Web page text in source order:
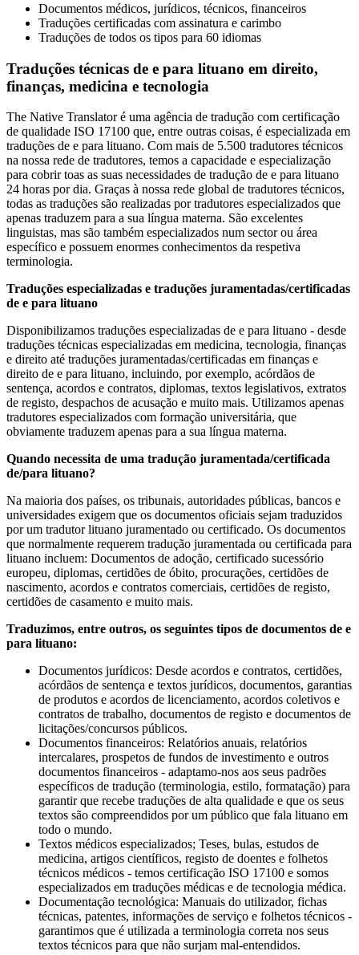
Documentos médicos, jurídicos, técnicos, financeiros
Traduções certificadas com assinatura e carimbo
Traduções de todos os tipos para 60 idiomas
Traduções técnicas de e para lituano em direito,
finanças, medicina e tecnologia
The Native Translator é uma agência de tradução com certificação
de qualidade ISO 17100 que, entre outras coisas, é especializada em
traduções de e para lituano. Com mais de 5.500 tradutores técnicos
na nossa rede de tradutores, temos a capacidade e especialização
para cobrir toas as suas necessidades de tradução de e para lituano
24 horas por dia. Graças à nossa rede global de tradutores técnicos,
todas as traduções são realizadas por tradutores especializados que
apenas traduzem para a sua língua materna. São excelentes
linguistas, mas são também especializados num sector ou área
específico e possuem enormes conhecimentos da respetiva
terminologia.
Traduções especializadas e traduções juramentadas/certificadas
de e para lituano
Disponibilizamos traduções especializadas de e para lituano - desde
traduções técnicas especializadas em medicina, tecnologia, finanças
e direito até traduções juramentadas/certificadas em finanças e
direito de e para lituano, incluindo, por exemplo, acórdãos de
sentença, acordos e contratos, diplomas, textos legislativos, extratos
de registo, despachos de acusação e muito mais. Utilizamos apenas
tradutores especializados com formação universitária, que
obviamente traduzem apenas para a sua língua materna.
Quando necessita de uma tradução juramentada/certificada
de/para lituano?
Na maioria dos países, os tribunais, autoridades públicas, bancos e
universidades exigem que os documentos oficiais sejam traduzidos
por um tradutor lituano juramentado ou certificado. Os documentos
que normalmente requerem tradução juramentada ou certificada para
lituano incluem: Documentos de adoção, certificado sucessório
europeu, diplomas, certidões de óbito, procurações, certidões de
nascimento, acordos e contratos comerciais, certidões de registo,
certidões de casamento e muito mais.
Traduzimos, entre outros, os seguintes tipos de documentos de e
para lituano:
Documentos jurídicos: Desde acordos e contratos, certidões,
acórdãos de sentença e textos jurídicos, documentos, garantias
de produtos e acordos de licenciamento, acordos coletivos e
contratos de trabalho, documentos de registo e documentos de
licitações/concursos públicos.
Documentos financeiros: Relatórios anuais, relatórios
intercalares, prospetos de fundos de investimento e outros
documentos financeiros - adaptamo-nos aos seus padrões
específicos de tradução (terminologia, estilo, formatação) para
garantir que recebe traduções de alta qualidade e que os seus
textos são compreendidos por um público que fala lituano em
todo o mundo.
Textos médicos especializados; Teses, bulas, estudos de
medicina, artigos científicos, registo de doentes e folhetos
técnicos médicos - temos certificação ISO 17100 e somos
especializados em traduções médicas e de tecnologia médica.
Documentação tecnológica: Manuais do utilizador, fichas
técnicas, patentes, informações de serviço e folhetos técnicos -
garantimos que é utilizada a terminologia correta nos seus
textos técnicos para que não surjam mal-entendidos.